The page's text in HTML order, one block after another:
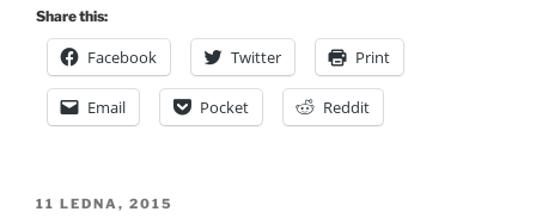
pád
Bitcoinu
2015“
Share this:
Facebook Twitter Print
Email Pocket Reddit
PUBLIKOVÁNO
11 LEDNA, 2015